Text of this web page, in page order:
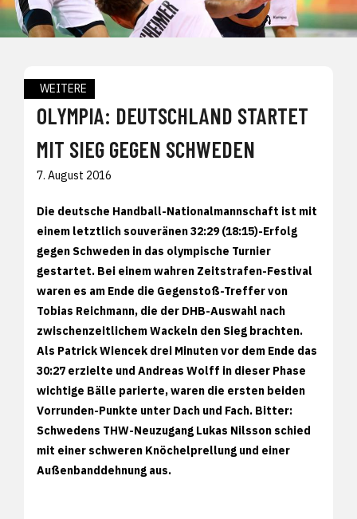
WEITERE
OLYMPIA: DEUTSCHLAND STARTET
MIT SIEG GEGEN SCHWEDEN
7. August 2016
Die deutsche Handball-Nationalmannschaft ist mit
einem letztlich souveränen 32:29 (18:15)-Erfolg
gegen Schweden in das olympische Turnier
gestartet. Bei einem wahren Zeitstrafen-Festival
waren es am Ende die Gegenstoß-Treffer von
Tobias Reichmann, die der DHB-Auswahl nach
zwischenzeitlichem Wackeln den Sieg brachten.
Als Patrick Wiencek drei Minuten vor dem Ende das
30:27 erzielte und Andreas Wolff in dieser Phase
wichtige Bälle parierte, waren die ersten beiden
Vorrunden-Punkte unter Dach und Fach. Bitter:
Schwedens THW-Neuzugang Lukas Nilsson schied
mit einer schweren Knöchelprellung und einer
Außenbanddehnung aus.